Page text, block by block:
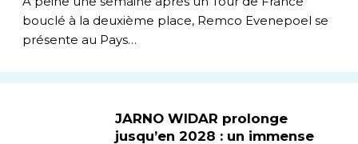
bouclé à la deuxième place, Remco Evenepoel se
présente au Pays…
JARNO WIDAR prolonge
jusqu’en 2028 : un immense